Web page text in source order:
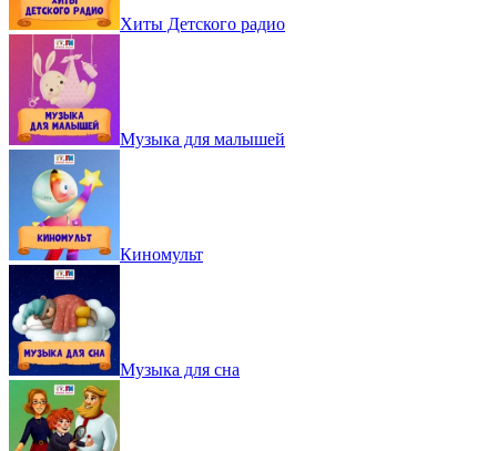
Хиты Детского радио
Музыка для малышей
Киномульт
Музыка для сна